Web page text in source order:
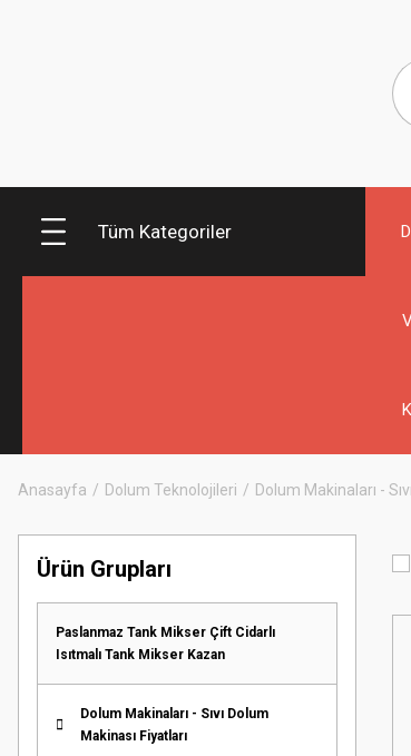
Tüm Kategoriler
Anasayfa Dolum Teknolojileri Dolum Makinaları -
Ürün Grupları
Paslanmaz Tank Mikser Çift Cidarlı
Isıtmalı Tank Mikser Kazan
Dolum Makinaları - Sıvı Dolum
Makinası Fiyatları